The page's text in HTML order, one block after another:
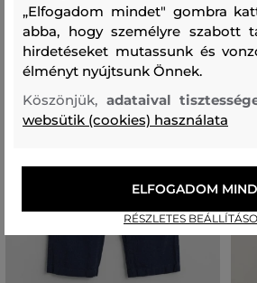
„Elfogadom mindet" gombra
abba, hogy személyre szabott
hirdetéseket mutassunk és
élményt nyújtsunk Önnek.
Köszönjük, adataival
websütik (cookies) használata
RÉSZLETES
ELFOGADOM